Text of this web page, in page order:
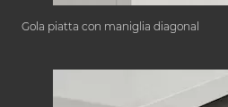
Gola piatta con maniglia diagonal